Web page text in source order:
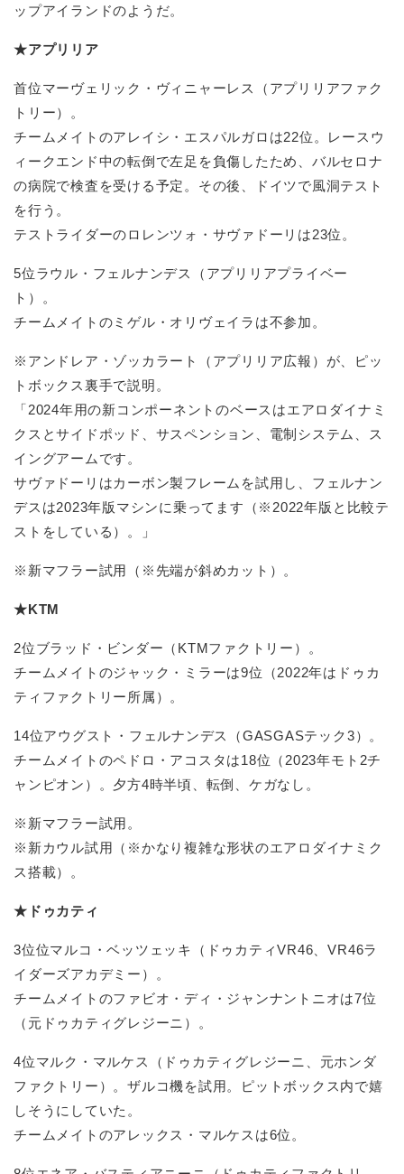
ップアイランドのようだ。
★アプリリア
首位マーヴェリック・ヴィニャーレス（アプリリアファク
トリー）。
チームメイトのアレイシ・エスパルガロは22位。レースウ
ィークエンド中の転倒で左足を負傷したため、バルセロナ
の病院で検査を受ける予定。その後、ドイツで風洞テスト
を行う。
テストライダーのロレンツォ・サヴァドーリは23位。
5位ラウル・フェルナンデス（アプリリアプライベー
ト）。
チームメイトのミゲル・オリヴェイラは不参加。
※アンドレア・ゾッカラート（アプリリア広報）が、ピッ
トボックス裏手で説明。
「2024年用の新コンポーネントのベースはエアロダイナミ
クスとサイドポッド、サスペンション、電制システム、ス
イングアームです。
サヴァドーリはカーボン製フレームを試用し、フェルナン
デスは2023年版マシンに乗ってます（※2022年版と比較テ
ストをしている）。」
※新マフラー試用（※先端が斜めカット）。
★KTM
2位ブラッド・ビンダー（KTMファクトリー）。
チームメイトのジャック・ミラーは9位（2022年はドゥカ
ティファクトリー所属）。
14位アウグスト・フェルナンデス（GASGASテック3）。
チームメイトのペドロ・アコスタは18位（2023年モト2チ
ャンピオン）。夕方4時半頃、転倒、ケガなし。
※新マフラー試用。
※新カウル試用（※かなり複雑な形状のエアロダイナミク
ス搭載）。
★ドゥカティ
3位位マルコ・ベッツェッキ（ドゥカティVR46、VR46ラ
イダーズアカデミー）。
チームメイトのファビオ・ディ・ジャンナントニオは7位
（元ドゥカティグレジーニ）。
4位マルク・マルケス（ドゥカティグレジーニ、元ホンダ
ファクトリー）。ザルコ機を試用。ピットボックス内で嬉
しそうにしていた。
チームメイトのアレックス・マルケスは6位。